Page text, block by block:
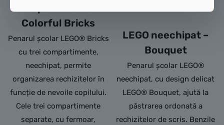
Colorful Bricks
Penarul școlar LEGO® Bricks
cu trei compartimente,
neechipat, permite
organizarea rechizitelor în
funcție de nevoile copilului.
Cele trei compartimente
separate, cu fermoar,
LEGO neechipat –
Bouquet
Penarul școlar LEGO®
neechipat, cu design delicat
LEGO® Bouquet, ajută la
păstrarea ordonată a
rechizitelor de scris. Benzile